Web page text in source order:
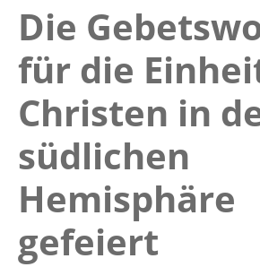
Die
für die
Christen in
südlichen
Hemisphäre
gefeiert